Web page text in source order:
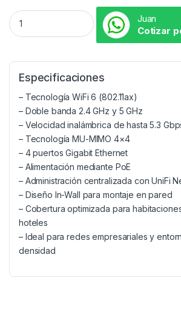
Juan
Cotizar
Especificaciones
– Tecnología WiFi 6 (802.11ax)
– Doble banda 2.4 GHz y 5 GHz
– Velocidad inalámbrica de hasta 5.3
– Tecnología MU-MIMO 4×4
– 4 puertos Gigabit Ethernet
– Alimentación mediante PoE
– Administración centralizada con UniFi
– Diseño In-Wall para montaje en pared
– Cobertura optimizada para
hoteles
– Ideal para redes empresariales y
densidad